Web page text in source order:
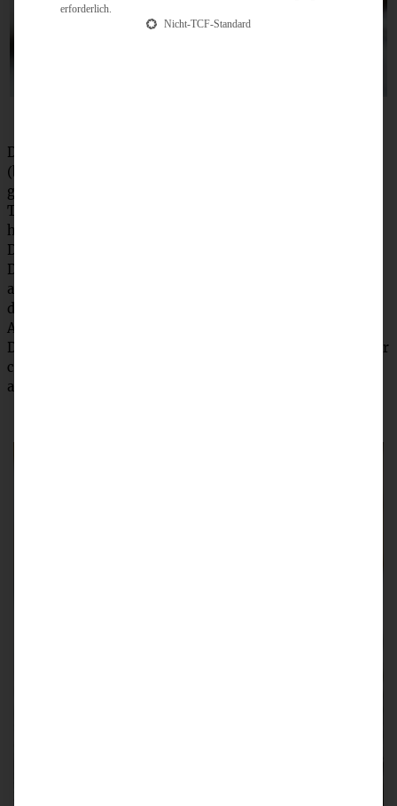
Den Backofen auf 150 °C Umluft vorheizen. Alle Zutaten
(bis auf Schokostücke und Walnüsse) in eine Schüssel
geben und mit den Knethaken des Handrührers zu einem
Teig kneten. Nun die Schokostücke und Walnüsse
hinzufügen und unterheben.
Den Teig für eine halbe Stunde kalt stellen.
Die Oreo-Kekse auf ein mit Backpapier ausgelegtes Blech
aufsetzen und dann jeweils ca. einen EL vom Cookiesteig
darauf verteilen (er sollte die Oreos einschließen).
Achtung: lasst genug Platz, die Cookies dehnen sich aus!
Das Blech in die Mitte des Backofens und die Plätzchen für
ca. 14 – 16 Minuten backen. Auf einem Gitterrost
auskühlen lassen.
erforderlich.
Nicht-TCF-Standard